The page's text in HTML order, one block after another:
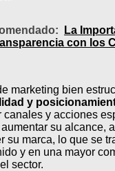
La
con los
marketing bien
y
canales y acciones
su alcance,
su marca, lo que se
y en una mayor
sector.